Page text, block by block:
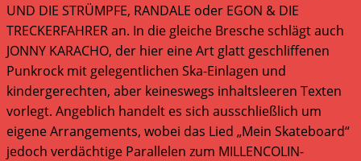
UND DIE STRÜMPFE, RANDALE oder EGON & DIE
TRECKERFAHRER an. In die gleiche Bresche schlägt auch
JONNY KARACHO, der hier eine Art glatt geschliffenen
Punkrock mit gelegentlichen Ska-Einlagen und
kindergerechten, aber keineswegs inhaltsleeren Texten
vorlegt. Angeblich handelt es sich ausschließlich um
eigene Arrangements, wobei das Lied „Mein Skateboard“
jedoch verdächtige Parallelen zum MILLENCOLIN-